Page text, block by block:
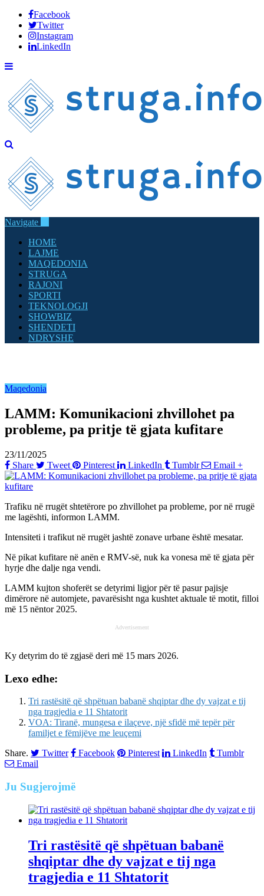
Facebook
Twitter
Instagram
LinkedIn
Navigate
HOME
LAJME
MAQEDONIA
STRUGA
RAJONI
SPORTI
TEKNOLOGJI
SHOWBIZ
SHENDETI
NDRYSHE
Maqedonia
LAMM: Komunikacioni zhvillohet pa
probleme, pa pritje të gjata kufitare
23/11/2025
Share
Tweet Pinterest LinkedIn Tumblr Email +
Trafiku në rrugët shtetërore po zhvillohet pa probleme, por në rrugë
me lagështi, informon LAMM.
Intensiteti i trafikut në rrugët jashtë zonave urbane është mesatar.
Në pikat kufitare në anën e RMV-së, nuk ka vonesa më të gjata për
hyrje dhe dalje nga vendi.
LAMM kujton shoferët se detyrimi ligjor për të pasur pajisje
dimërore në automjete, pavarësisht nga kushtet aktuale të motit, filloi
më 15 nëntor 2025.
Advertisement
Ky detyrim do të zgjasë deri më 15 mars 2026.
Lexo edhe:
Tri rastësitë që shpëtuan babanë shqiptar dhe dy vajzat e tij
nga tragjedia e 11 Shtatorit
VOA: Tiranë, mungesa e ilaçeve, një sfidë më tepër për
familjet e fëmijëve me leuçemi
Share.
Twitter Facebook Pinterest LinkedIn
Tumblr
Email
Ju Sugjerojmë
Tri rastësitë që shpëtuan babanë
shqiptar dhe dy vajzat e tij nga
tragjedia e 11 Shtatorit